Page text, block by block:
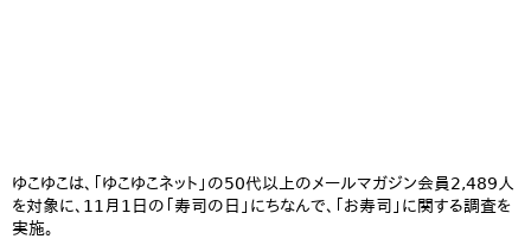
ゆこゆこは、「ゆこゆこネット」の50代以上のメールマガジン会員2,489人
を対象に、11月1日の「寿司の日」にちなんで、「お寿司」に関する調査を
実施。